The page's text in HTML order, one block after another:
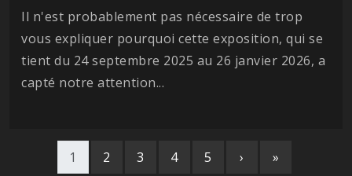
Il n'est probablement pas nécessaire de trop
vous expliquer pourquoi cette exposition, qui se
tient du 24 septembre 2025 au 26 janvier 2026, a
capté notre attention...
1 2 3 4 5 › »